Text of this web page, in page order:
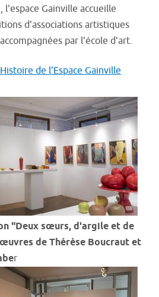
l'espace Gainville accueille
d'associations artistiques
par l'école d'art.
Histoire de l’Espace Gainville
"Deux sœurs, d'argile et de
de Thérèse Boucraut et
r